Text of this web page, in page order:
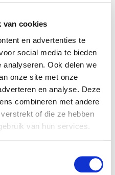
van cookies
en advertenties te
social media te bieden
Ook delen we
onze site met onze
en analyse. Deze
combineren met andere
of die ze hebben
van hun services.
startdatum
07-08-2026
periode